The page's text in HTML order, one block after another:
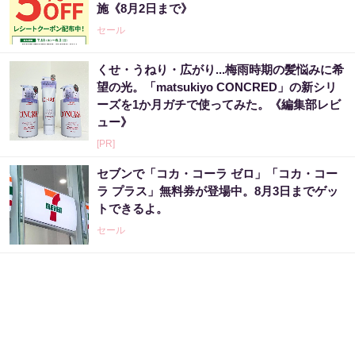
施《8月2日まで》
セール
くせ・うねり・広がり...梅雨時期の髪悩みに希
望の光。「matsukiyo CONCRED」の新シリ
ーズを1か月ガチで使ってみた。《編集部レビ
ュー》
[PR]
セブンで「コカ・コーラ ゼロ」「コカ・コー
ラ プラス」無料券が登場中。8月3日までゲッ
トできるよ。
セール